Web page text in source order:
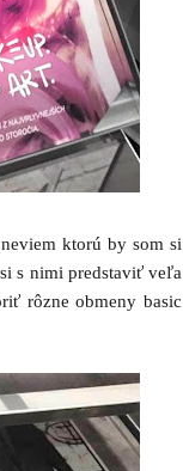
ktorú by som si
s nimi predstaviť veľa
rôzne obmeny basic